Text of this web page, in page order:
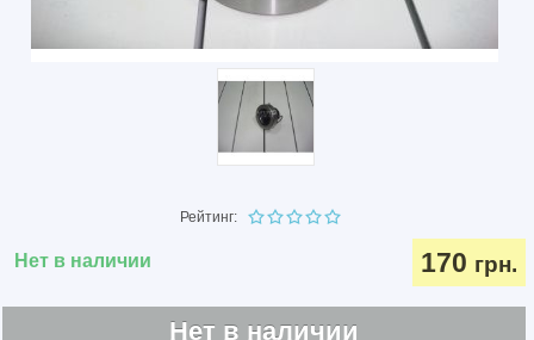
Рейтинг:
Нет в наличии 170 грн.
Нет в наличии